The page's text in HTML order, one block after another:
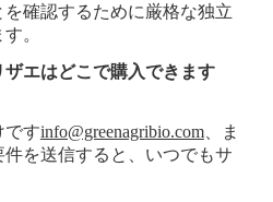
確認するために厳格な独立
。
エはどこで購入できます
ですinfo@greenagribio.com、ま
を送信すると、いつでもサ